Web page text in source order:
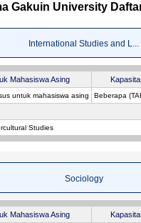
Gakuin University
International Studies and L...
Mahasiswa Asing
untuk mahasiswa asing Beberapa
Studies
Sociology
Mahasiswa Asing